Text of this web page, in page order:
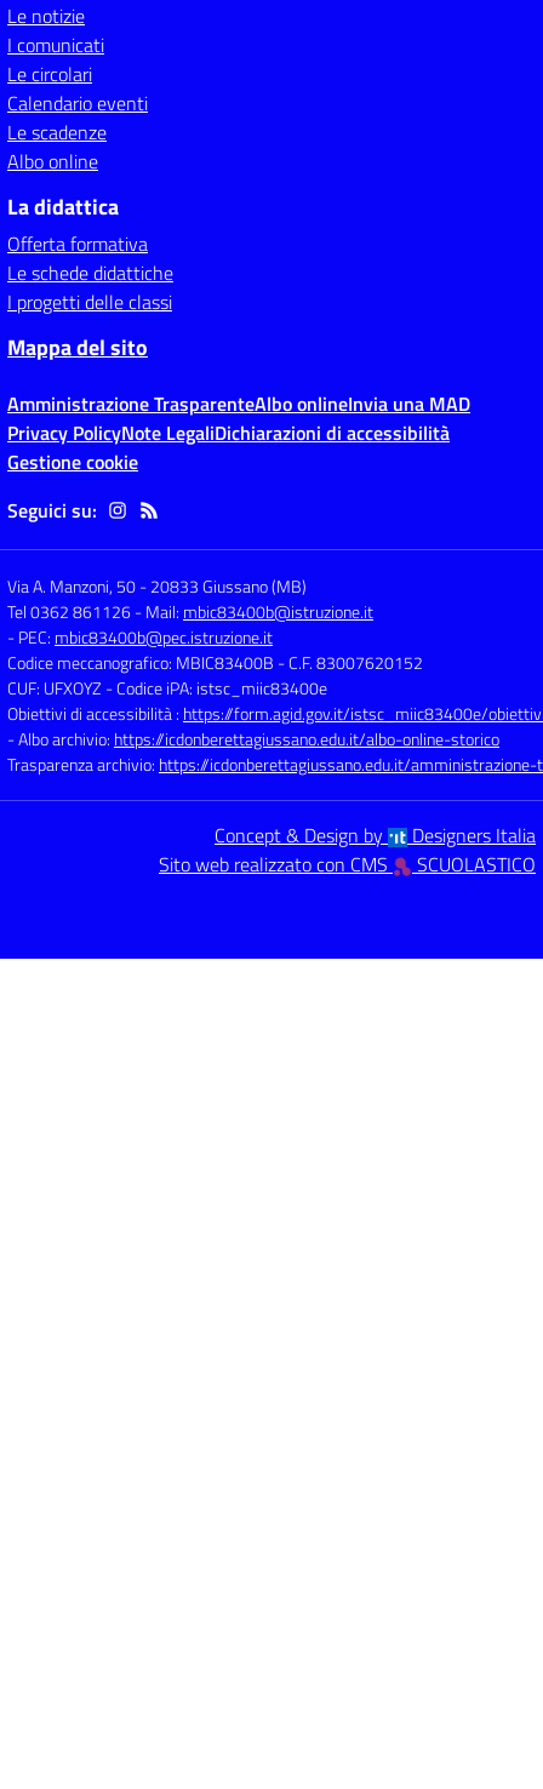
Le notizie
I comunicati
Le circolari
Calendario eventi
Le scadenze
Albo online
La didattica
Offerta formativa
Le schede didattiche
I progetti delle classi
Mappa del sito
Amministrazione TrasparenteAlbo onlineInvia una MAD
Privacy PolicyNote LegaliDichiarazioni di accessibilità
Gestione cookie
Seguici su:
Via A. Manzoni, 50-20833 Giussano (MB)
Tel 0362 861126- Mail: mbic83400b@istruzione.it
- PEC: mbic83400b@pec.istruzione.it
Codice meccanografico: MBIC83400B - C.F. 83007620152
CUF: UFXOYZ - Codice iPA: istsc_miic83400e
Obiettivi di accessibilità : https://form.agid.gov.it/istsc_miic83400e/
- Albo archivio: https://icdonberettagiussano.edu.it/albo-online-storico
Trasparenza archivio: https://icdonberettagiussano.edu.it/
Concept & Design by
Designers Italia
Sito web realizzato con CMS
SCUOLASTICO